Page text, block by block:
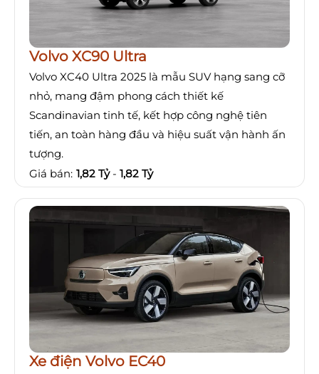
Volvo XC90 Ultra
Volvo XC40 Ultra 2025 là mẫu SUV hạng sang cỡ
nhỏ, mang đậm phong cách thiết kế
Scandinavian tinh tế, kết hợp công nghệ tiên
tiến, an toàn hàng đầu và hiệu suất vận hành ấn
tượng.
Giá bán: 1,82 Tỷ - 1,82 Tỷ
Xe điện Volvo EC40